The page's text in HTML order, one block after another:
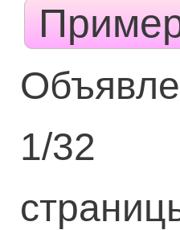
1/32